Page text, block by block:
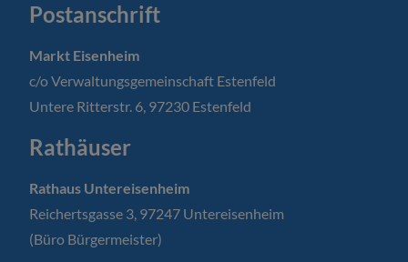
Postanschrift
Markt Eisenheim
c/o Verwaltungsgemeinschaft Estenfeld
Untere Ritterstr. 6, 97230 Estenfeld
Rathäuser
Rathaus Untereisenheim
Reichertsgasse 3, 97247 Untereisenheim
(Büro Bürgermeister)